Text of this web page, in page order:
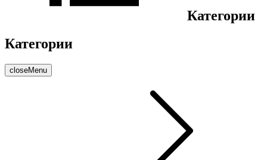
Категории
Категории
closeMenu